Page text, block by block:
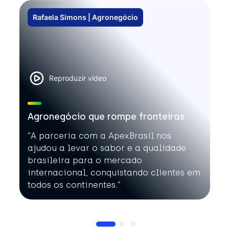
Rafaela Simons | Agronegócio
Reproduzir vídeo
Agronegócio que rompe fronteiras
”A parceria com a ApexBrasil nos
ajudou a levar o sabor e a qualidade
brasileira para o mercado
internacional, conquistando clientes em
todos os continentes.”